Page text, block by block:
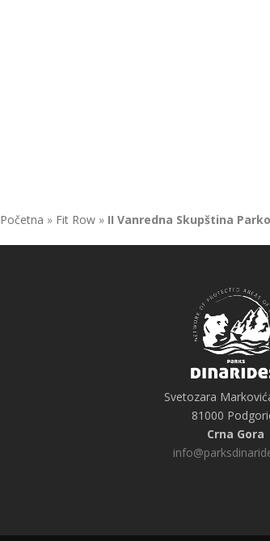
Početna » Fit Row » II Vanredna Skupština
Svetozara
81000
Crna Gora